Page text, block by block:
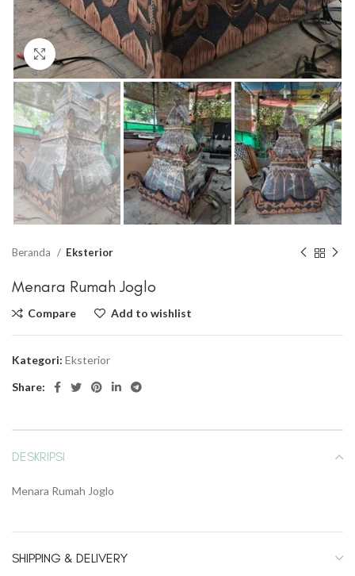
Click to enlarge
Beranda Eksterior
Menara Rumah Joglo
Compare Add to wishlist
Kategori: Eksterior
Share:
DESKRIPSI
Menara Rumah Joglo
SHIPPING & DELIVERY